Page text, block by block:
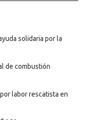
solidaria por la
de combustión
labor rescatista en